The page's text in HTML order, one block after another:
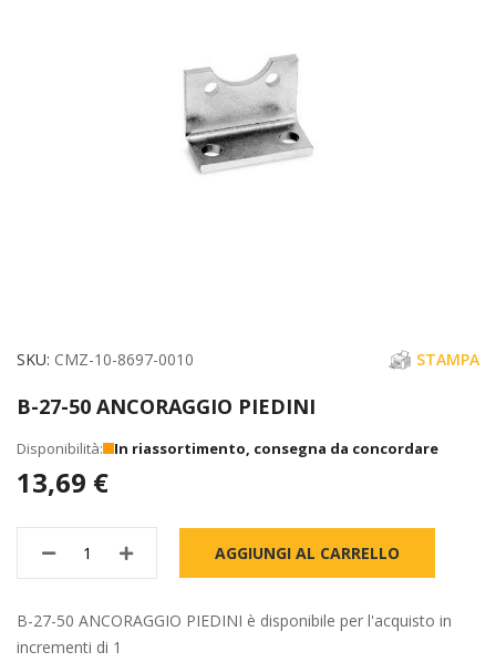
Vai
della
immagini
SKU CMZ-10-8697-0010 STAMPA
B-27-50 ANCORAGGIO PIEDINI
In riassortimento, consegna da concordare
13,69 €
AGGIUNGI AL CARRELLO
B-27-50 ANCORAGGIO PIEDINI è disponibile per l'acquisto in
incrementi di 1